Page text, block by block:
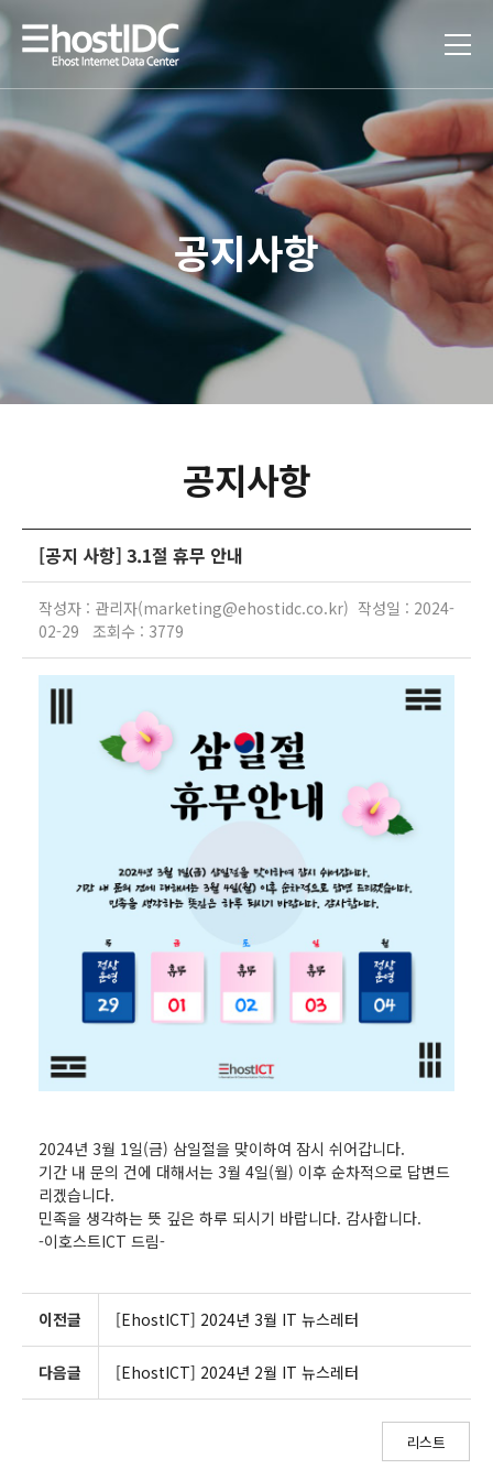
공지사항
공지사항
[공지 사항] 3.1절 휴무 안내
작성자 : 관리자(marketing@ehostidc.co.kr) 작성일 : 2024-
02-29 조회수 : 3779
2024년 3월 1일(금) 삼일절을 맞이하여 잠시 쉬어갑니다.
기간 내 문의 건에 대해서는 3월 4일(월) 이후 순차적으로 답변드
리겠습니다.
민족을 생각하는 뜻 깊은 하루 되시기 바랍니다. 감사합니다.
-이호스트ICT 드림-
이전글 [EhostICT] 2024년 3월 IT 뉴스레터
다음글 [EhostICT] 2024년 2월 IT 뉴스레터
리스트